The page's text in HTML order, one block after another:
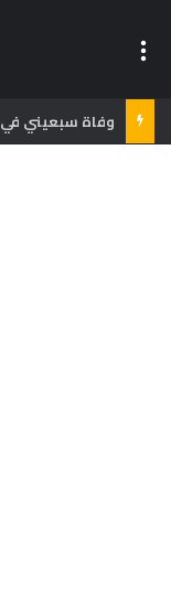
وفاة سبعيني في